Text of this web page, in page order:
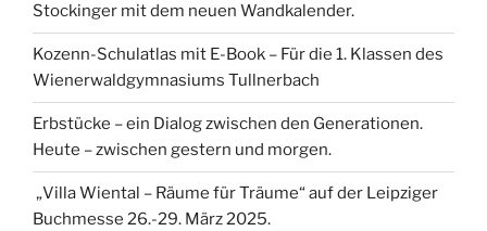
Stockinger mit dem neuen Wandkalender.
Kozenn-Schulatlas mit E-Book – Für die 1. Klassen des
Wienerwaldgymnasiums Tullnerbach
Erbstücke – ein Dialog zwischen den Generationen.
Heute – zwischen gestern und morgen.
„Villa Wiental – Räume für Träume“ auf der Leipziger
Buchmesse 26.-29. März 2025.